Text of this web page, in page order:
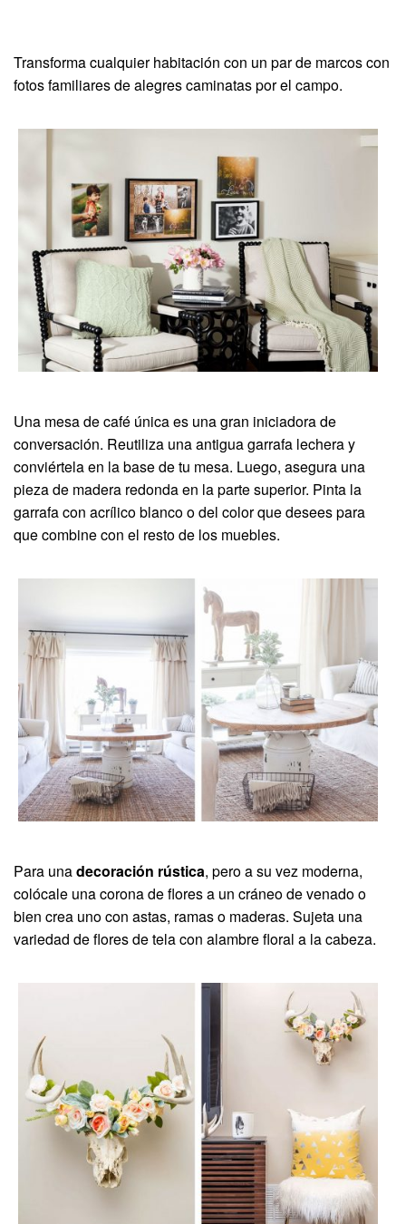
Transforma cualquier habitación con un par de marcos con
fotos familiares de alegres caminatas por el campo.
Una mesa de café única es una gran iniciadora de
conversación. Reutiliza una antigua garrafa lechera y
conviértela en la base de tu mesa. Luego, asegura una
pieza de madera redonda en la parte superior. Pinta la
garrafa con acrílico blanco o del color que desees para
que combine con el resto de los muebles.
Para unadecoración rústica, pero a su vez moderna,
colócale una corona de flores a un cráneo de venado o
bien crea uno con astas, ramas o maderas. Sujeta una
variedad de flores de tela con alambre floral a la cabeza.